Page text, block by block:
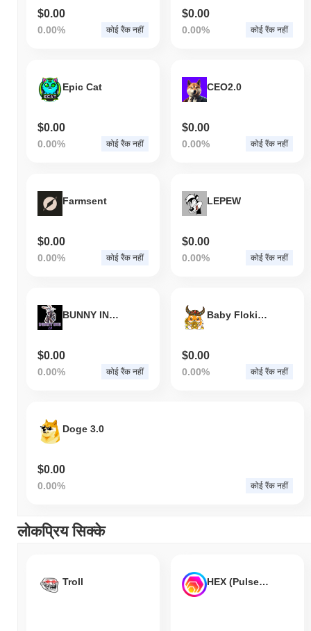
$0.00
0.00% कोई रैंक नहीं
$0.00
0.00% कोई रैंक नहीं
Epic Cat
$0.00
0.00% कोई रैंक नहीं
CEO2.0
$0.00
0.00% कोई रैंक नहीं
Farmsent
$0.00
0.00% कोई रैंक नहीं
LEPEW
$0.00
0.00% कोई रैंक नहीं
BUNNY INU 2.0
$0.00
0.00% कोई रैंक नहीं
Baby Floki2.0
$0.00
0.00% कोई रैंक नहीं
Doge 3.0
$0.00
0.00% कोई रैंक नहीं
लोकप्रिय सिक्के
Troll HEX (Pulsechain)